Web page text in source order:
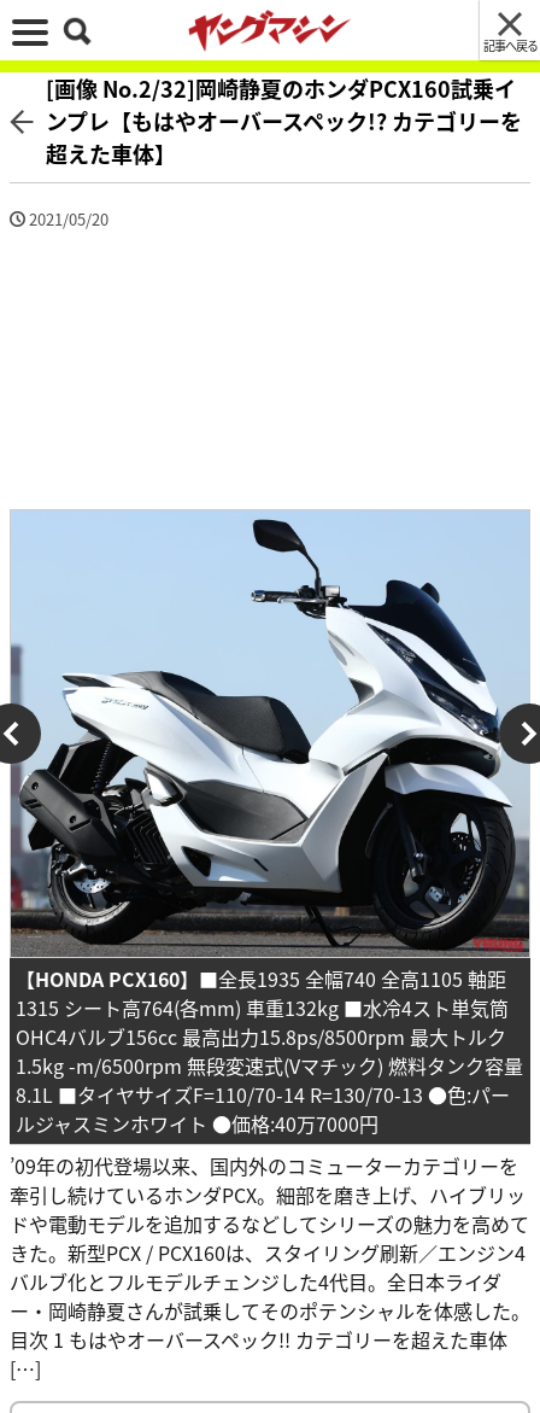
記事へ戻る
[画像 No.2/32]岡崎静夏のホンダPCX160試乗イ
ンプレ【もはやオーバースペック!? カテゴリーを
超えた車体】
2021/05/20
【HONDA PCX160】 ■全長1935 全幅740 全高1105 軸距
1315 シート高764(各mm) 車重132kg ■水冷4スト単気筒
OHC4バルブ156cc 最高出力15.8ps/8500rpm 最大トルク
1.5kg -m/6500rpm 無段変速式(Vマチック) 燃料タンク容量
8.1L ■タイヤサイズF=110/70-14 R=130/70-13 ●色:パー
ルジャスミンホワイト ●価格:40万7000円
’09年の初代登場以来、国内外のコミューターカテゴリーを
牽引し続けているホンダPCX。細部を磨き上げ、ハイブリッ
ドや電動モデルを追加するなどしてシリーズの魅力を高めて
きた。新型PCX / PCX160は、スタイリング刷新／エンジン4
バルブ化とフルモデルチェンジした4代目。全日本ライダ
ー・岡崎静夏さんが試乗してそのポテンシャルを体感した。
目次 1 もはやオーバースペック!! カテゴリーを超えた車体
[…]